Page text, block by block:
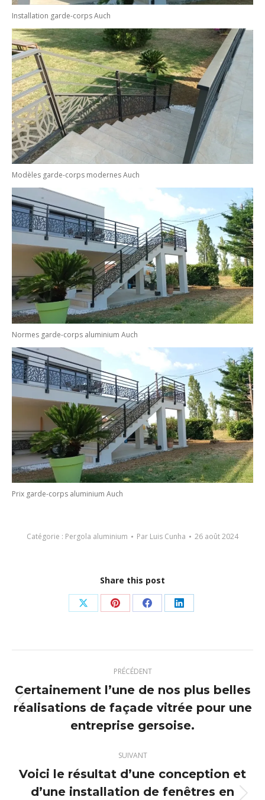
Installation garde-corps Auch
Modèles garde-corps modernes Auch
Normes garde-corps aluminium Auch
Prix garde-corps aluminium Auch
Catégorie : Pergola aluminium Par Luis Cunha 26 août 2024
Share this post
Partager
X
Partager
Pinterest
Partager
Facebook
Partager
LinkedIn
article
PRÉCÉDENT
Article
précédent
Certainement l’une de nos plus belles
réalisations de façade vitrée pour une
entreprise gersoise.
SUIVANT
Voici le résultat d’une conception et
d’une installation de fenêtres en